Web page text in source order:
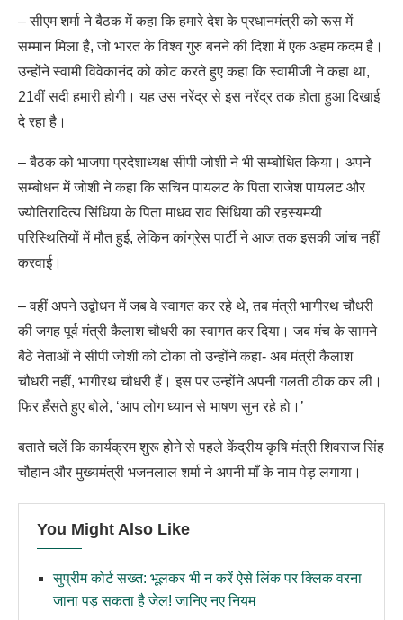
– सीएम शर्मा ने बैठक में कहा कि हमारे देश के प्रधानमंत्री को रूस में
सम्मान मिला है, जो भारत के विश्व गुरु बनने की दिशा में एक अहम कदम है।
उन्होंने स्वामी विवेकानंद को कोट करते हुए कहा कि स्वामीजी ने कहा था,
21वीं सदी हमारी होगी। यह उस नरेंद्र से इस नरेंद्र तक होता हुआ दिखाई
दे रहा है।
– बैठक को भाजपा प्रदेशाध्यक्ष सीपी जोशी ने भी सम्बोधित किया। अपने
सम्बोधन में जोशी ने कहा कि सचिन पायलट के पिता राजेश पायलट और
ज्योतिरादित्य सिंधिया के पिता माधव राव सिंधिया की रहस्यमयी
परिस्थितियों में मौत हुई, लेकिन कांग्रेस पार्टी ने आज तक इसकी जांच नहीं
करवाई।
– वहीं अपने उद्बोधन में जब वे स्वागत कर रहे थे, तब मंत्री भागीरथ चौधरी
की जगह पूर्व मंत्री कैलाश चौधरी का स्वागत कर दिया। जब मंच के सामने
बैठे नेताओं ने सीपी जोशी को टोका तो उन्होंने कहा- अब मंत्री कैलाश
चौधरी नहीं, भागीरथ चौधरी हैं। इस पर उन्होंने अपनी गलती ठीक कर ली।
फिर हँसते हुए बोले, ‘आप लोग ध्यान से भाषण सुन रहे हो।’
बताते चलें कि कार्यक्रम शुरू होने से पहले केंद्रीय कृषि मंत्री शिवराज सिंह
चौहान और मुख्यमंत्री भजनलाल शर्मा ने अपनी माँ के नाम पेड़ लगाया।
You Might Also Like
सुप्रीम कोर्ट सख्त: भूलकर भी न करें ऐसे लिंक पर क्लिक वरना
जाना पड़ सकता है जेल! जानिए नए नियम